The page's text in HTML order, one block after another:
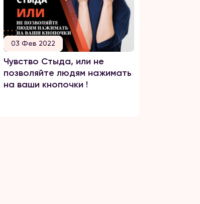
03 Фев 2022
Чувство Стыда, или не
позволяйте людям нажимать
на ваши кнопочки !